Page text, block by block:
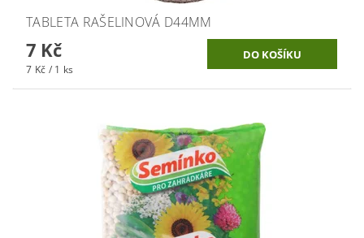
TABLETA RAŠELINOVÁ D44MM
7 Kč
7 Kč / 1 ks